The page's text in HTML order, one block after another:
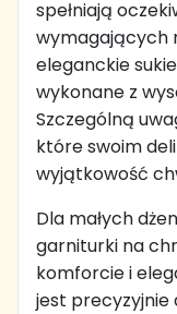
spełniają
wymagających
eleganckie
wykonane z
Szczególną
które swoim
wyjątkowość
Dla małych
garniturki na
komforcie i
jest precyzyjnie